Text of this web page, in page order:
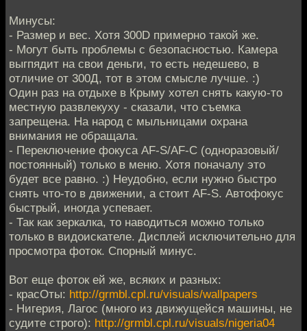
Минусы:
- Размер и вес. Хотя 300D примерно такой же.
- Могут быть проблемы с безопасностью. Камера
выгпядит на свои деньги, то есть недешево, в
отличие от 300Д, тот в этом смысле лучше. :)
Один раз на отдыхе в Крыму хотел снять какую-то
местную развлекуху - сказали, что съемка
запрещена. На народ с мыльницами охрана
внимания не обращала.
- Переключение фокуса AF-S/AF-C (одноразовый/
постоянный) только в меню. Хотя поначалу это
будет все равно. :) Неудобно, если нужно быстро
снять что-то в движении, а стоит AF-S. Автофокус
быстрый, иногда успевает.
- Так как зеркалка, то наводиться можно только
только в видоискателе. Дисплей исключительно для
просмотра фоток. Спорный минус.
Вот еще фоток ей же, всяких и разных:
- красОты: http://grmbl.cpl.ru/visuals/wallpapers
- Нигерия, Лагос (много из движущейся машины, не
судите строго): http://grmbl.cpl.ru/visuals/nigeria04